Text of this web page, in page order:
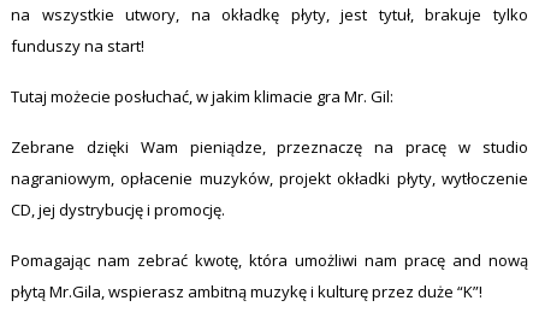
na wszystkie utwory, na okładkę płyty, jest tytuł, brakuje tylko
funduszy na start!
Tutaj możecie posłuchać, w jakim klimacie gra Mr. Gil:
Zebrane dzięki Wam pieniądze, przeznaczę na pracę w studio
nagraniowym, opłacenie muzyków, projekt okładki płyty, wytłoczenie
CD, jej dystrybucję i promocję.
Pomagając nam zebrać kwotę, która umożliwi nam pracę and nową
płytą Mr.Gila, wspierasz ambitną muzykę i kulturę przez duże “K”!